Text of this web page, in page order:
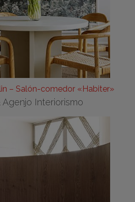
– Salón-comedor «Habiter»
Agenjo Interiorismo